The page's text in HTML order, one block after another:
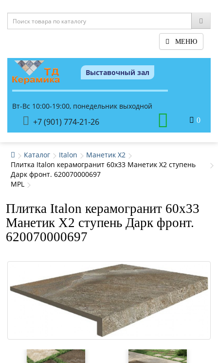
МЕНЮ
Выставочный зал
Вт-Вс 10:00-19:00, понедельник выходной
+7 (901) 774-21-26 0
Каталог Italon
Манетик Х2
Плитка Italon керамогранит 60x33 Манетик Х2 ступень
Дарк фронт. 620070000697
MPL
Плитка Italon керамогранит 60x33
Манетик Х2 ступень Дарк фронт.
620070000697